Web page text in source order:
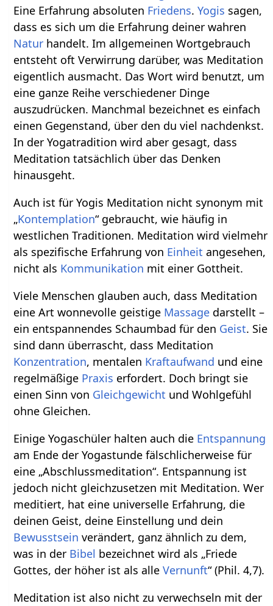
Eine Erfahrung absoluten Friedens.Yogis sagen,
dass es sich um die Erfahrung deiner wahren
Natur handelt. Im allgemeinen Wortgebrauch
entsteht oft Verwirrung darüber, was Meditation
eigentlich ausmacht. Das Wort wird benutzt, um
eine ganze Reihe verschiedener Dinge
auszudrücken. Manchmal bezeichnet es einfach
einen Gegenstand, über den du viel nachdenkst.
In der Yogatradition wird aber gesagt, dass
Meditation tatsächlich über das Denken
hinausgeht.
Auch ist für Yogis Meditation nicht synonym mit
„Kontemplation“ gebraucht, wie häufig in
westlichen Traditionen. Meditation wird vielmehr
als spezifische Erfahrung von Einheit angesehen,
nicht als Kommunikation mit einer Gottheit.
Viele Menschen glauben auch, dass Meditation
eine Art wonnevolle geistige Massage darstellt –
ein entspannendes Schaumbad für den Geist. Sie
sind dann überrascht, dass Meditation
Konzentration, mentalen Kraftaufwand und eine
regelmäßige Praxis erfordert. Doch bringt sie
einen Sinn von Gleichgewicht und Wohlgefühl
ohne Gleichen.
Einige Yogaschüler halten auch die Entspannung
am Ende der Yogastunde fälschlicherweise für
eine „Abschlussmeditation“. Entspannung ist
jedoch nicht gleichzusetzen mit Meditation. Wer
meditiert, hat eine universelle Erfahrung, die
deinen Geist, deine Einstellung und dein
Bewusstsein verändert, ganz ähnlich zu dem,
was in der Bibel bezeichnet wird als „Friede
Gottes, der höher ist als alleVernunft“ (Phil. 4,7).
Meditation ist also nicht zu verwechseln mit der